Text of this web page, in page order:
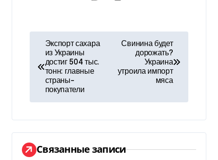
и
г
а
Экспорт сахара
из Украины
достиг 504 тыс.
тонн: главные
страны-
покупатели
Свинина будет
дорожать?
Украина
утроила импорт
мяса
Связанные записи